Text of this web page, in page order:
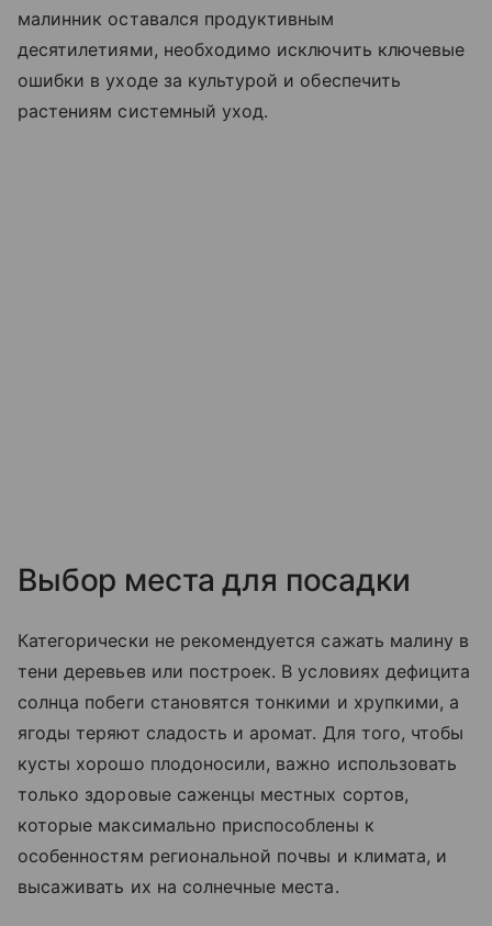
малинник оставался продуктивным
десятилетиями, необходимо исключить ключевые
ошибки в уходе за культурой и обеспечить
растениям системный уход.
Выбор места для посадки
Категорически не рекомендуется сажать малину в
тени деревьев или построек. В условиях дефицита
солнца побеги становятся тонкими и хрупкими, а
ягоды теряют сладость и аромат. Для того, чтобы
кусты хорошо плодоносили, важно использовать
только здоровые саженцы местных сортов,
которые максимально приспособлены к
особенностям региональной почвы и климата, и
высаживать их на солнечные места.